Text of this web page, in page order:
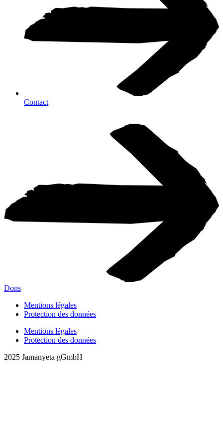
Contact
Dons
Mentions légales
Protection des données
Mentions légales
Protection des données
2025 Jamanyeta gGmbH